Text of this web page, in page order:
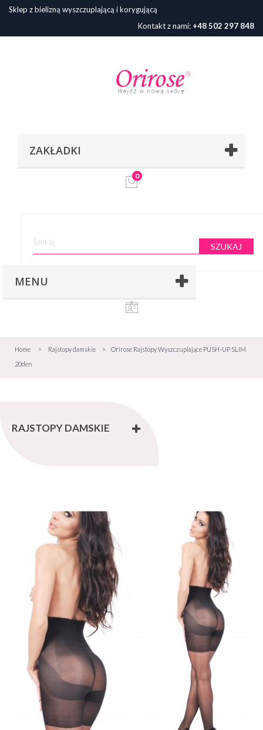
Sklep z bielizną wyszczuplającą i korygującą
Kontakt z nami: +48 502 297 848
ZAKŁADKI
0
SZUKAJ
MENU
Home > Rajstopy damskie >
Orirose Rajstopy Wyszczuplające PUSH-UP SLIM
20den
RAJSTOPY DAMSKIE